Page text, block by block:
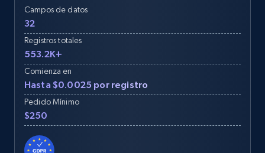
Campos de datos
32
Registros totales
553.2K+
Comienza en
Hasta $0.0025 por registro
Pedido Mínimo
$250